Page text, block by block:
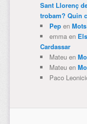
Sant Llorenç
trobam? Quin
Pepen
emmaen
Cardassar
Mateuen
Mateuen
Paco